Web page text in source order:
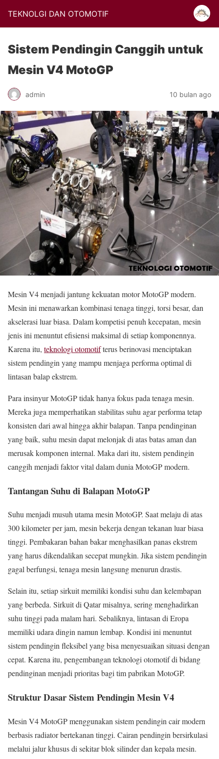
TEKNOLGI DAN OTOMOTIF
Sistem Pendingin Canggih untuk
Mesin V4 MotoGP
admin 10 bulan ago
Mesin V4 menjadi jantung kekuatan motor MotoGP modern.
Mesin ini menawarkan kombinasi tenaga tinggi, torsi besar, dan
akselerasi luar biasa. Dalam kompetisi penuh kecepatan, mesin
jenis ini menuntut efisiensi maksimal di setiap komponennya.
Karena itu, teknologi otomotifterus berinovasi menciptakan
sistem pendingin yang mampu menjaga performa optimal di
lintasan balap ekstrem.
Para insinyur MotoGP tidak hanya fokus pada tenaga mesin.
Mereka juga memperhatikan stabilitas suhu agar performa tetap
konsisten dari awal hingga akhir balapan. Tanpa pendinginan
yang baik, suhu mesin dapat melonjak di atas batas aman dan
merusak komponen internal. Maka dari itu, sistem pendingin
canggih menjadi faktor vital dalam dunia MotoGP modern.
Tantangan Suhu di Balapan MotoGP
Suhu menjadi musuh utama mesin MotoGP. Saat melaju di atas
300 kilometer per jam, mesin bekerja dengan tekanan luar biasa
tinggi. Pembakaran bahan bakar menghasilkan panas ekstrem
yang harus dikendalikan secepat mungkin. Jika sistem pendingin
gagal berfungsi, tenaga mesin langsung menurun drastis.
Selain itu, setiap sirkuit memiliki kondisi suhu dan kelembapan
yang berbeda. Sirkuit di Qatar misalnya, sering menghadirkan
suhu tinggi pada malam hari. Sebaliknya, lintasan di Eropa
memiliki udara dingin namun lembap. Kondisi ini menuntut
sistem pendingin fleksibel yang bisa menyesuaikan situasi dengan
cepat. Karena itu, pengembangan teknologi otomotif di bidang
pendinginan menjadi prioritas bagi tim pabrikan MotoGP.
Struktur Dasar Sistem Pendingin Mesin V4
Mesin V4 MotoGP menggunakan sistem pendingin cair modern
berbasis radiator bertekanan tinggi. Cairan pendingin bersirkulasi
melalui jalur khusus di sekitar blok silinder dan kepala mesin.